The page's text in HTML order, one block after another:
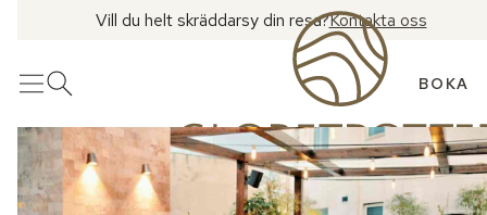
Vill du helt skräddarsy din resa?Kontakta oss
MenyÖppna sök BOKA